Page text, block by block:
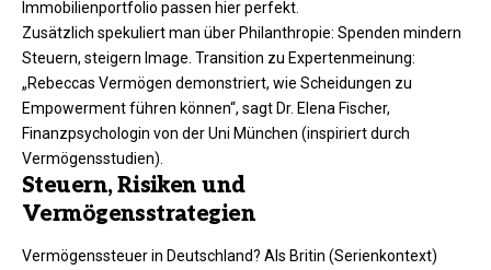
Immobilienportfolio passen hier perfekt.​
Zusätzlich spekuliert man über Philanthropie: Spenden mindern
Steuern, steigern Image. Transition zu Expertenmeinung:
„Rebeccas Vermögen demonstriert, wie Scheidungen zu
Empowerment führen können“, sagt Dr. Elena Fischer,
Finanzpsychologin von der Uni München (inspiriert durch
Vermögensstudien).​
Steuern, Risiken und
Vermögensstrategien
Vermögenssteuer in Deutschland? Als Britin (Serienkontext)